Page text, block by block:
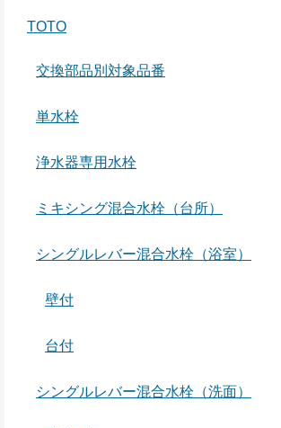
TOTO
交換部品別対象品番
単水栓
浄水器専用水栓
ミキシング混合水栓（台所）
シングルレバー混合水栓（浴室）
壁付
台付
シングルレバー混合水栓（洗面）